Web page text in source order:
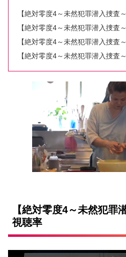
【絶対零度4～未然犯罪潜入捜査
【絶対零度4～未然犯罪潜入捜査
【絶対零度4～未然犯罪潜入捜査
【絶対零度4～未然犯罪潜入捜査
【絶対零度4～未然犯罪
視聴率